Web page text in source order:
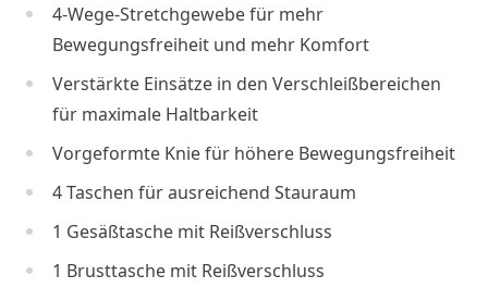
4-Wege-Stretchgewebe für mehr
Bewegungsfreiheit und mehr Komfort
Verstärkte Einsätze in den Verschleißbereichen
für maximale Haltbarkeit
Vorgeformte Knie für höhere Bewegungsfreiheit
4 Taschen für ausreichend Stauraum
1 Gesäßtasche mit Reißverschluss
1 Brusttasche mit Reißverschluss